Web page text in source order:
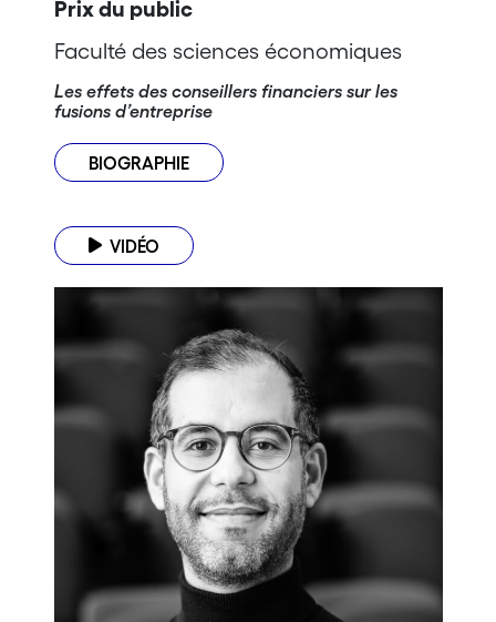
Prix du public
Faculté des sciences économiques
Les effets des conseillers financiers sur les
fusions d’entreprise
BIOGRAPHIE
VIDÉO